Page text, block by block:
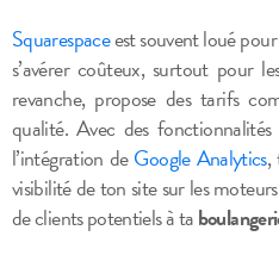
Squarespaceest souvent loué pour
s’avérer coûteux, surtout pour
revanche, propose des tarifs
qualité. Avec des
l’intégration deGoogle Analytics,
visibilité de ton site sur les
de clients potentiels à ta